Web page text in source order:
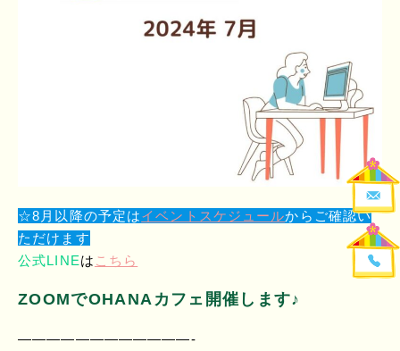
☆8月以降の予定はイベントスケジュールからご確認い
ただけます
公式LINEは こちら
ZOOMでOHANAカフェ開催します♪
————————————-